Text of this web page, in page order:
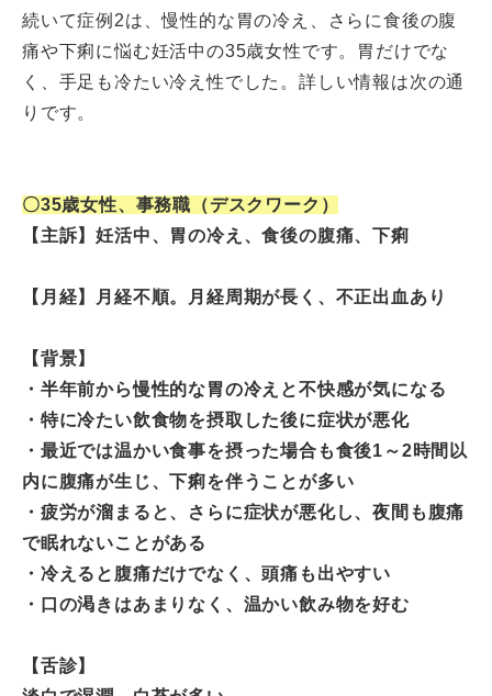
続いて症例2は、慢性的な胃の冷え、さらに食後の腹
痛や下痢に悩む妊活中の35歳女性です。胃だけでな
く、手足も冷たい冷え性でした。詳しい情報は次の通
りです。
〇35歳女性、事務職（デスクワーク）
【主訴】妊活中、胃の冷え、食後の腹痛、下痢
【月経】月経不順。月経周期が長く、不正出血あり
【背景】
・半年前から慢性的な胃の冷えと不快感が気になる
・特に冷たい飲食物を摂取した後に症状が悪化
・最近では温かい食事を摂った場合も食後1～2時間以
内に腹痛が生じ、下痢を伴うことが多い
・疲労が溜まると、さらに症状が悪化し、夜間も腹痛
で眠れないことがある
・冷えると腹痛だけでなく、頭痛も出やすい
・口の渇きはあまりなく、温かい飲み物を好む
【舌診】